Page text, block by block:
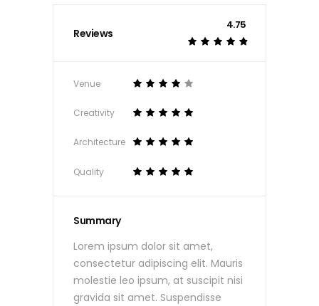
Reviews
4.75
Venue
Creativity
Architecture
Quality
Summary
Lorem ipsum dolor sit amet,
consectetur adipiscing elit. Mauris
molestie leo ipsum, at suscipit nisi
gravida sit amet. Suspendisse